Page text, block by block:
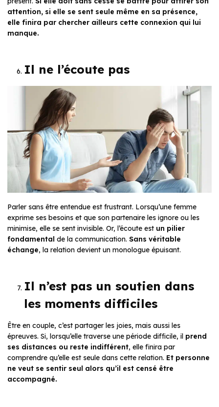
attention, si elle se sent seule même en sa présence,
elle finira par chercher ailleurs cette connexion qui lui
manque.
Il ne l’écoute pas
Parler sans être entendue est frustrant. Lorsqu’une femme
exprime ses besoins et que son partenaire les ignore ou les
minimise, elle se sent invisible. Or, l’écoute est un pilier
fondamental de la communication. Sans véritable
échange, la relation devient un monologue épuisant.
Il n’est pas un soutien dans
les moments difficiles
Être en couple, c’est partager les joies, mais aussi les
épreuves. Si, lorsqu’elle traverse une période difficile, il prend
ses distances ou reste indifférent, elle finira par
comprendre qu’elle est seule dans cette relation. Et personne
ne veut se sentir seul alors qu’il est censé être
accompagné.